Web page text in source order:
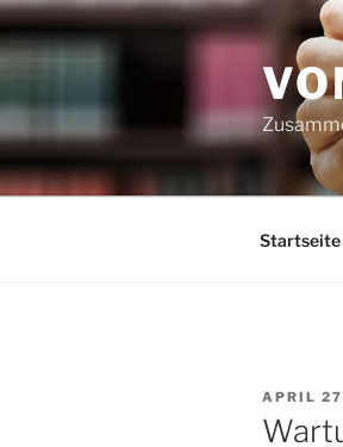
Zum
Inhalt
springen
Startseite
AM
APRIL